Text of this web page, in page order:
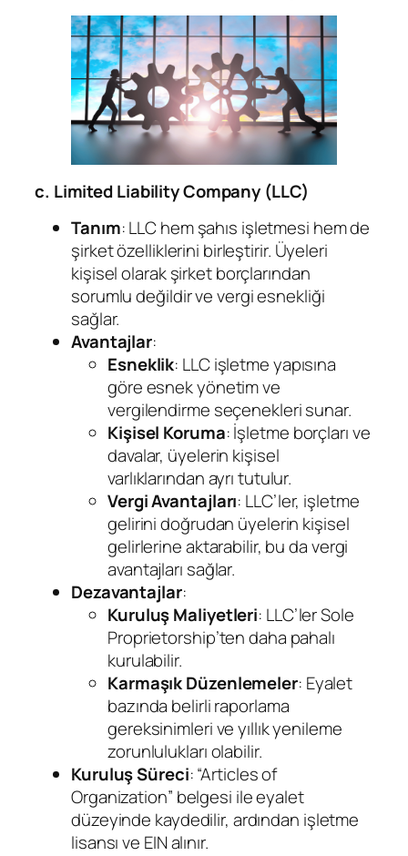
c. Limited Liability Company (LLC)
Tanım: LLC hem şahıs işletmesi hem de
şirket özelliklerini birleştirir. Üyeleri
kişisel olarak şirket borçlarından
sorumlu değildir ve vergi esnekliği
sağlar.
Avantajlar:
Esneklik: LLC işletme yapısına
göre esnek yönetim ve
vergilendirme seçenekleri sunar.
Kişisel Koruma: İşletme borçları ve
davalar, üyelerin kişisel
varlıklarından ayrı tutulur.
Vergi Avantajları: LLC’ler, işletme
gelirini doğrudan üyelerin kişisel
gelirlerine aktarabilir, bu da vergi
avantajları sağlar.
Dezavantajlar:
Kuruluş Maliyetleri: LLC’ler Sole
Proprietorship’ten daha pahalı
kurulabilir.
Karmaşık Düzenlemeler: Eyalet
bazında belirli raporlama
gereksinimleri ve yıllık yenileme
zorunlulukları olabilir.
Kuruluş Süreci: “Articles of
Organization” belgesi ile eyalet
düzeyinde kaydedilir, ardından işletme
lisansı ve EIN alınır.